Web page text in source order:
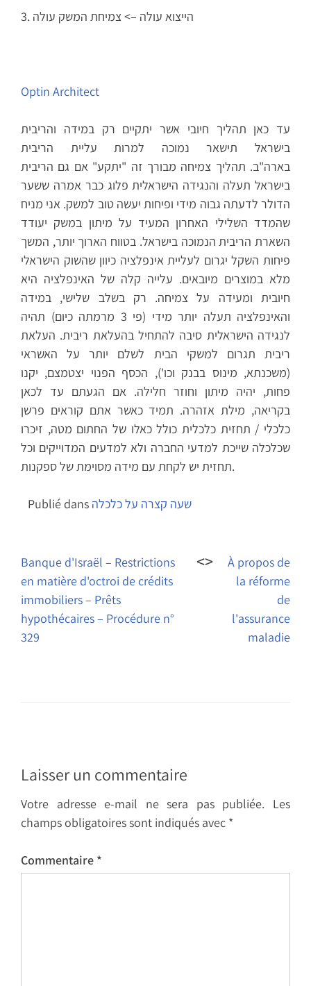
3. הייצוא עולה –> צמיחת המשק עולה
Optin Architect
עד כאן תהליך חיובי אשר יתקיים רק במידה והריבית
בישראל תישאר נמוכה למרות עליית הריבית
בארה"ב. תהליך צמיחה מבורך זה "יתקע" אם גם הריבית
בישראל תעלה והנגידה הישראלית פלוג כבר אמרה ששער
הדולר לדעתה גבוה מידי ופיחות יעשה טוב למשק. אני מניח
שהמדד השלילי האחרון המעיד על מיתון במשק יעודד
השארת הריבית הנמוכה בישראל. בטווח הארוך יותר, המשך
פיחות השקל יגרום לעליית אינפלציה כיוון שהשוק הישראלי
מלא במוצרים מיובאים. עלייה קלה של האינפלציה היא
חיובית ומעידה על צמיחה. רק בשלב שלישי, במידה
והאינפלציה תעלה יותר מידי (פי 3 מרמתה כיום) תהיה
לנגידה הישראלית סיבה להתחיל בהעלאת ריבית. העלאת
ריבית תגרום למשקי הבית לשלם יותר על האשראי
(משכנתא, מינוס בבנק וכו'), הכסף הפנוי יצטמצם, יקנו
פחות, יהיה מיתון וחוזר חלילה. אם הגעתם עד לכאן
בקריאה, מילת אזהרה. תמיד כאשר אתם קוראים פרשן
כלכלי / תחזית כלכלית כולל כאלו של החתום מטה, זיכרו
שכלכלה שייכת למדעי החברה ולא למדעים המדוייקים וכל
תחזית יש לקחת עם מידה מסוימת של ספקנות.
Publié dans שעה קצרה על כלכלה
de
l’article
Banque d'Israël – Restrictions
en matière d'octroi de crédits
immobiliers – Prêts
hypothécaires – Procédure n°
329
À propos de
la réforme
de
l'assurance
maladie
Laisser un commentaire
Votre adresse e-mail ne sera pas publiée.
Les
champs obligatoires sont indiqués avec *
Commentaire *